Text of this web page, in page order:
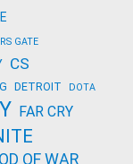
GATE
CS
DETROIT DOTA
FAR CRY
OF WAR